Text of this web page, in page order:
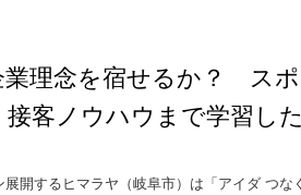
業理念を宿せるか？ ス
接客ノウハウまで学習し
開するヒマラヤ（岐阜市）は「アイダ つな